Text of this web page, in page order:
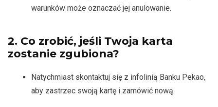
warunków może oznaczać jej anulowanie.
2. Co zrobić, jeśli Twoja karta
zostanie zgubiona?
Natychmiast skontaktuj się z infolinią Banku Pekao,
aby zastrzec swoją kartę i zamówić nową.